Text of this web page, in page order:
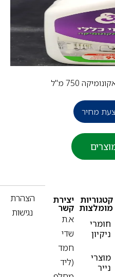
מ"ל
יצירת
קשר
א.ת
שדי
(ליד
הצהרת
נגישות